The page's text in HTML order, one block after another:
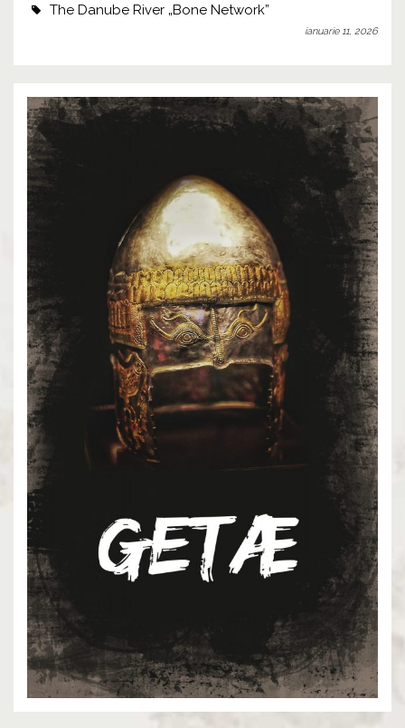
The Danube River „Bone Network”
ianuarie 11, 2026